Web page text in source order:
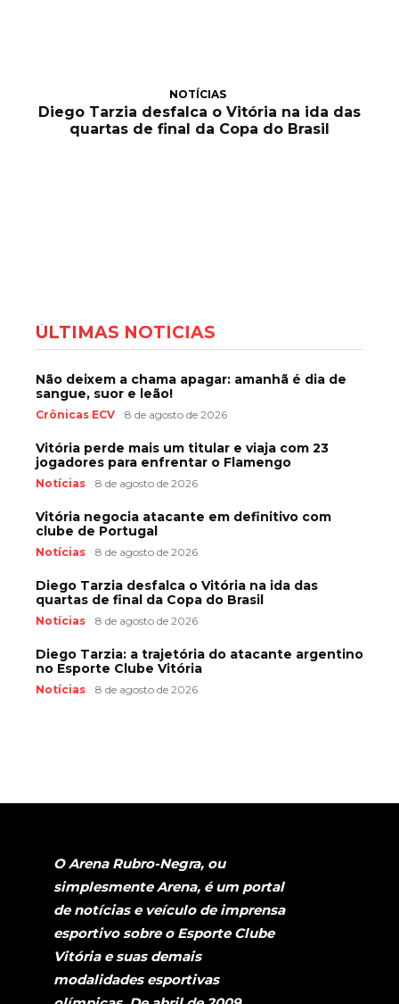
NOTÍCIAS
Diego Tarzia desfalca o Vitória na ida das
quartas de final da Copa do Brasil
ÚLTIMAS NOTÍCIAS
Não deixem a chama apagar: amanhã é dia de
sangue, suor e leão!
Crônicas ECV 8 de agosto de 2026
Vitória perde mais um titular e viaja com 23
jogadores para enfrentar o Flamengo
Notícias 8 de agosto de 2026
Vitória negocia atacante em definitivo com
clube de Portugal
Notícias 8 de agosto de 2026
Diego Tarzia desfalca o Vitória na ida das
quartas de final da Copa do Brasil
Notícias 8 de agosto de 2026
Diego Tarzia: a trajetória do atacante argentino
no Esporte Clube Vitória
Notícias 8 de agosto de 2026
O Arena Rubro-Negra, ou
simplesmente Arena, é um portal
de notícias e veículo de imprensa
esportivo sobre o Esporte Clube
Vitória e suas demais
modalidades esportivas